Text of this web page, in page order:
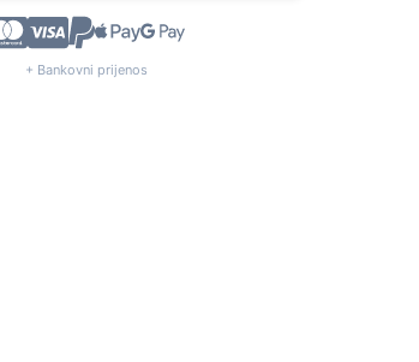
+ Bankovni prijenos